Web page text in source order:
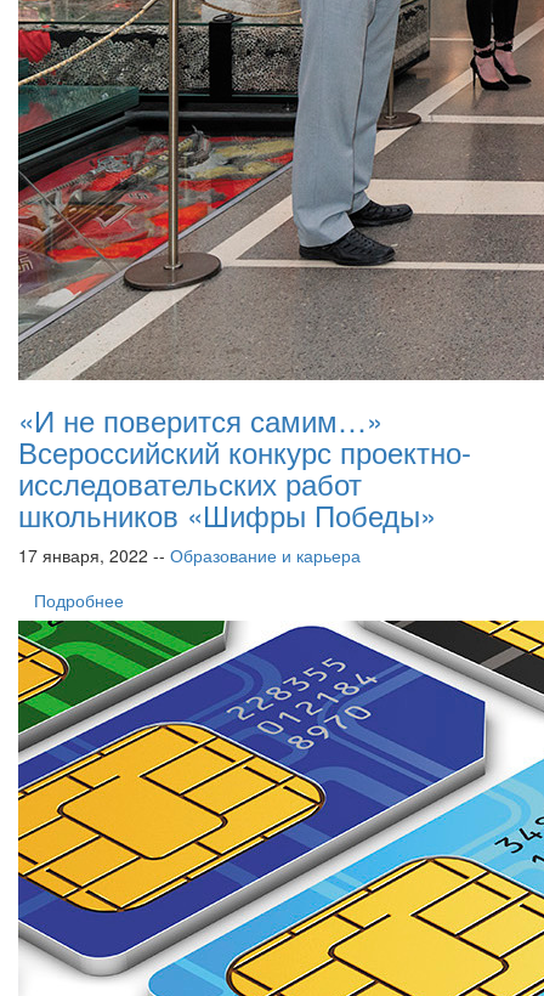
«И не поверится самим…»
Всероссийский конкурс проектно-
исследовательских работ
школьников «Шифры Победы»
17 января, 2022 -- Образование и карьера
Подробнее